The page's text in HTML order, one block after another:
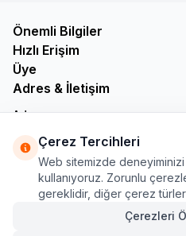
Önemli Bilgiler
Hızlı Erişim
Üye
Adres & İletişim
Adres
İSTANBUL
Telefon
+90 555 560 27 32
E-Posta
ozdnylmz71@gmail.com
Çerez Tercihleri
Web sitemizde
kullanıyoruz. Zorunlu
gereklidir, diğer çerez türleri
Çerezleri